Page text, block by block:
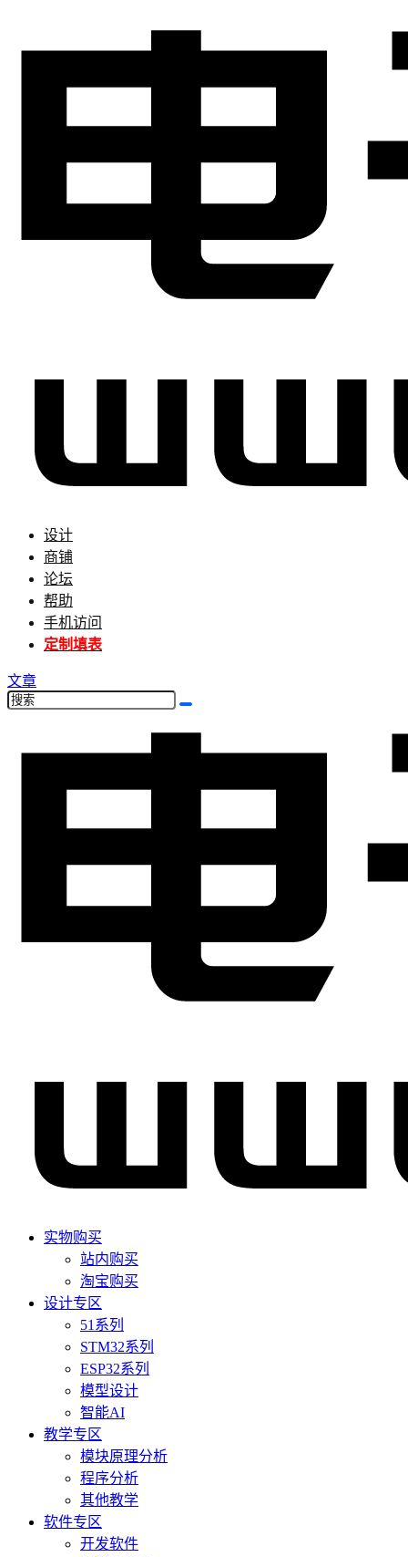
设计
商铺
论坛
帮助
手机访问
定制填表
文章
实物购买
站内购买
淘宝购买
设计专区
51系列
STM32系列
ESP32系列
模型设计
智能AI
教学专区
模块原理分析
程序分析
其他教学
软件专区
开发软件